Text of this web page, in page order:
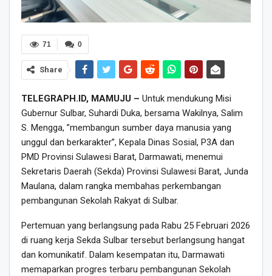
0
71
Share
TELEGRAPH.ID, MAMUJU – Untuk mendukung Misi
Gubernur Sulbar, Suhardi Duka, bersama Wakilnya, Salim
S. Mengga, ”membangun sumber daya manusia yang
unggul dan berkarakter”, Kepala Dinas Sosial, P3A dan
PMD Provinsi Sulawesi Barat, Darmawati, menemui
Sekretaris Daerah (Sekda) Provinsi Sulawesi Barat, Junda
Maulana, dalam rangka membahas perkembangan
pembangunan Sekolah Rakyat di Sulbar.
Pertemuan yang berlangsung pada Rabu 25 Februari 2026
di ruang kerja Sekda Sulbar tersebut berlangsung hangat
dan komunikatif. Dalam kesempatan itu, Darmawati
memaparkan progres terbaru pembangunan Sekolah